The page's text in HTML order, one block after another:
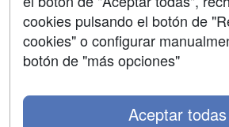
cookies pulsando el botón de
cookies" o configurar
botón de "más opciones"
Aceptar todas